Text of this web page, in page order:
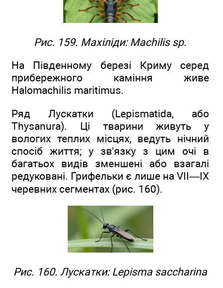
Рис. 159. Махіліди: Machilis sp.
На Південному березі Криму серед
прибережного каміння живе
Halomachilis maritimus.
Ряд Лускатки (Lepismatida, або
Thysanura). Ці тварини живуть у
вологих теплих місцях, ведуть нічний
спосіб життя; у зв'язку з цим очі в
багатьох видів зменшені або взагалі
редуковані. Грифельки є лише на VII—IX
черевних сегментах (рис. 160).
Рис. 160. Лускатки: Lepisma saccharina